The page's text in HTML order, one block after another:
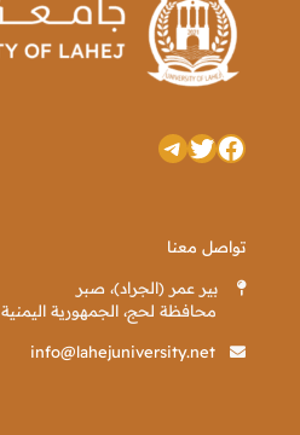
فيسبوك
تويترتيليجرام
تواصل معنا
بير عمر (الجراد)، صبر
محافظة لحج، الجمهورية اليمنية
info@lahejuniversity.net